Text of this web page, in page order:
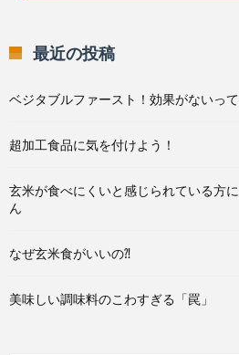
最近の投稿
ベジタブルファースト！効果がないっ
超加工食品に気を付けよう！
玄米が食べにくいと感じられている方
ん
なぜ玄米食がいいの⁈
美味しい調味料のこわすぎる「罠」